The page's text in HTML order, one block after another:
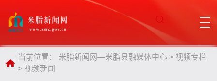
当前位置： 米脂新闻网—米脂县融媒体中心 > 视频专栏
> 视频新闻